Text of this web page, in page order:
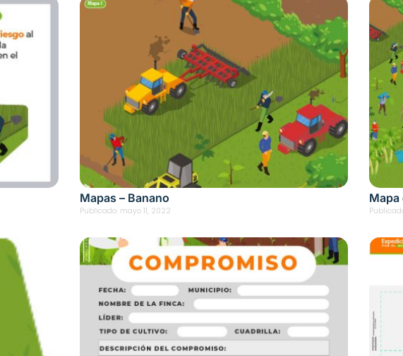
Mapas – Banano
Publicado: mayo 11, 2022
Mapa